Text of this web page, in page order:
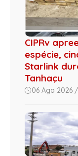
CIPRv
espécie,
Starlink
Tanhaçu
06 Ago 2026 /